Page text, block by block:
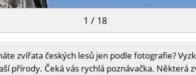
1 / 18
zvířata českých lesů jen podle fotografie?
přírody. Čeká vás rychlá poznávačka. Některá